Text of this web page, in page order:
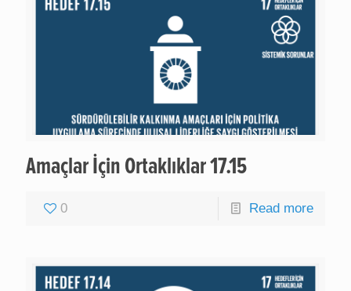
Amaçlar İçin Ortaklıklar 17.15
0 Read more